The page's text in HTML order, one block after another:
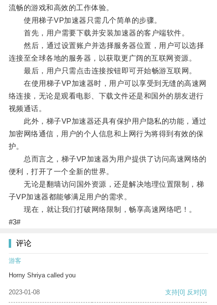
流畅的游戏和高效的工作体验。
使用梯子VP加速器只需几个简单的步骤。
首先，用户需要下载并安装加速器的客户端软件。
然后，通过设置账户并选择服务器位置，用户可以选择
连接至全球各地的服务器，以获取更广阔的互联网资源。
最后，用户只需点击连接按钮即可开始畅游互联网。
在使用梯子VP加速器时，用户可以享受到无缝的高速网
络连接，无论是观看电影、下载文件还是和国外的朋友进行
视频通话。
此外，梯子VP加速器还具有保护用户隐私的功能，通过
加密网络通信，用户的个人信息和上网行为将得到有效的保
护。
总而言之，梯子VP加速器为用户提供了访问高速网络的
便利，打开了一个全新的世界。
无论是翻墙访问国外资源，还是解决地理位置限制，梯
子VP加速器都能够满足用户的需求。
现在，就让我们打破网络限制，畅享高速网络吧！。
#3#
评论
游客
Horny Shriya called you
2023-01-08 支持[0] 反对[0]